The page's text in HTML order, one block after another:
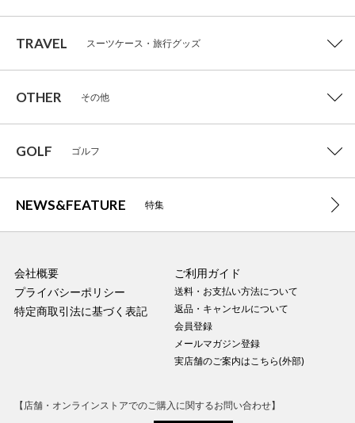
TRAVEL スーツケース・旅行グッズ
OTHER その他
GOLF ゴルフ
NEWS&FEATURE 特集
会社概要
プライバシーポリシー
特定商取引法に基づく表記
ご利用ガイド
送料・お支払い方法について
返品・キャンセルについて
会員登録
メールマガジン登録
実店舗のご案内はこちら(外部)
【店舗・オンラインストアでのご購入に関するお問い合わせ】